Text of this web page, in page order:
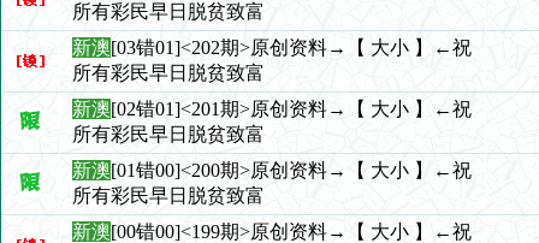
所有彩民早日脱贫致富
新澳[03错01]<202期>原创资料→【 大小 】←祝
所有彩民早日脱贫致富
新澳[02错01]<201期>原创资料→【 大小 】←祝
所有彩民早日脱贫致富
新澳[01错00]<200期>原创资料→【 大小 】←祝
所有彩民早日脱贫致富
新澳[00错00]<199期>原创资料→【 大小 】←祝